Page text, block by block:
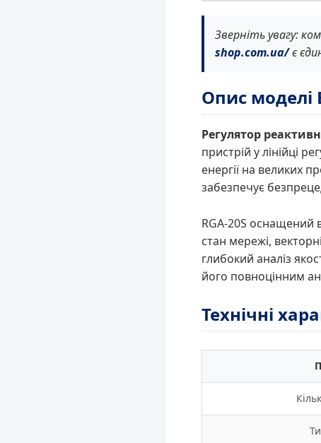
Зверніть увагу:
shop.com.ua/є
Опис моделі
Регулятор
пристрій у лінійці
енергії на великих
забезпечує
RGA-20S оснащений
стан мережі,
глибокий аналіз
його повноцінним
Технічні